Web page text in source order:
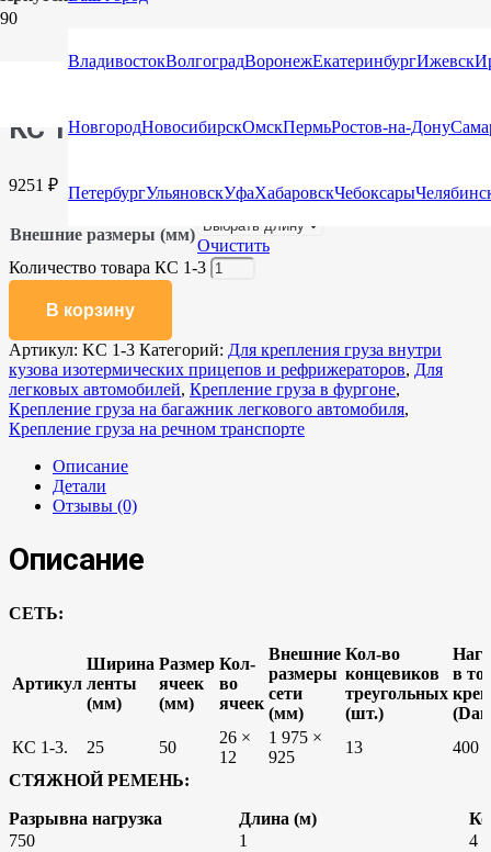
ВладивостокВолгоградВоронежЕкатеринбургИжевск
НовгородНовосибирскОмскПермьРостов-на-Дону
ПетербургУльяновскУфаХабаровскЧебоксары
/Каталог/Сети для защиты груза и крепления
КС 1-3
9251 ₽
Внешние размеры (мм)
Очистить
Количество товара КС 1-3
В корзину
Артикул: KC 1-3 Категорий: Для крепления груза внутри
кузова изотермических прицепов и рефрижераторов, Для
легковых автомобилей, Крепление груза в фургоне,
Крепление груза на багажник легкового автомобиля,
Крепление груза на речном транспорте
Описание
Детали
Отзывы (0)
Описание
СЕТЬ:
Артикул
Ширина
ленты
(мм)
Размер
ячеек
(мм)
Кол-
во
ячеек
Внешние
размеры
сети
(мм)
Кол-во
концевиков
треугольных
(шт.)
в
КС 1-3.
25 50
26 ×
12
1 975 ×
925
13
400
СТЯЖНОЙ РЕМЕНЬ:
Разрывна нагрузка Длина (м)
750
1 4